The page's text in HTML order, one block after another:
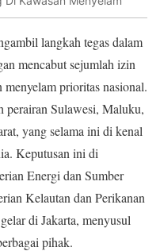
langkah tegas dalam
mencabut sejumlah izin
prioritas nasional.
perairan Sulawesi, Maluku,
yang selama ini di kenal
Keputusan ini di
Energi dan Sumber
Kelautan dan Perikanan
di Jakarta, menyusul
pihak.